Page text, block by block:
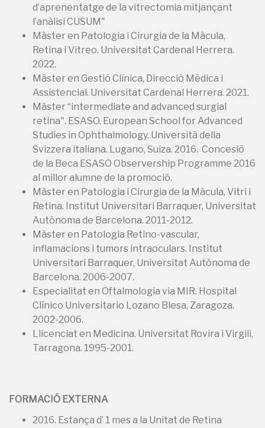
d’aprenentatge de la vitrectomia mitjançant
l’anàlisi CUSUM"
Màster en Patologia i Cirurgia de la Màcula,
Retina i Vitreo. Universitat Cardenal Herrera.
2022.
Màster en Gestió Clínica, Direcció Mèdica i
Assistencial. Universitat Cardenal Herrera. 2021.
Màster “intermediate and advanced surgial
retina". ESASO. European School for Advanced
Studies in Ophthalmology. Università della
Svizzera italiana. Lugano, Suiza. 2016. Concesió
de la Beca ESASO Observership Programme 2016
al millor alumne de la promoció.
Màster en Patologia i Cirurgia de la Màcula, Vitri i
Retina. Institut Universitari Barraquer, Universitat
Autònoma de Barcelona. 2011-2012.
Màster en Patologia Retino-vascular,
inflamacions i tumors intraoculars. Institut
Universitari Barraquer, Universitat Autònoma de
Barcelona. 2006-2007.
Especialitat en Oftalmologia via MIR. Hospital
Clínico Universitario Lozano Blesa, Zaragoza.
2002-2006.
Llicenciat en Medicina. Universitat Rovira i Virgili,
Tarragona. 1995-2001.
FORMACIÓ EXTERNA
2016. Estança d’ 1 mes a la Unitat de Retina